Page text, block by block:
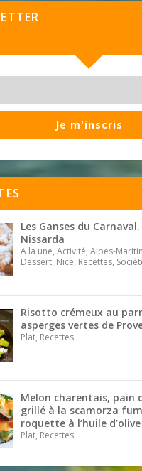
Je m'inscris
Les Ganses du
Nissarda
A la une, Activité, Alpes-
Dessert, Nice, Recettes,
Risotto crémeux au
asperges vertes de
Plat, Recettes
Melon charentais, pain
grillé à la scamorza
roquette à l’huile d’olive
Plat, Recettes